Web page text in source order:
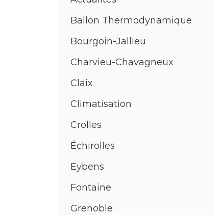
Ballon Thermodynamique
Bourgoin-Jallieu
Charvieu-Chavagneux
Claix
Climatisation
Crolles
Échirolles
Eybens
Fontaine
Grenoble